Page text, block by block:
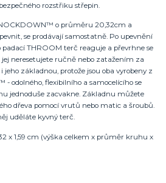
rozstřiku střepin.
o průměru 20,32cm a
se prodávají samostatně. Po upevnění
THROOM terč reaguje a převrhne se
jej neresetujete ručně nebo zatažením za
základnou, protože jsou oba vyrobeny z
odolného, ​​flexibilního a samocelícího se
jednoduše zacvakne. Základnu můžete
dřeva pomocí vrutů nebo matic a šroubů.
uděláte kyvný terč.
x 1,59 cm (výška celkem x průměr kruhu x